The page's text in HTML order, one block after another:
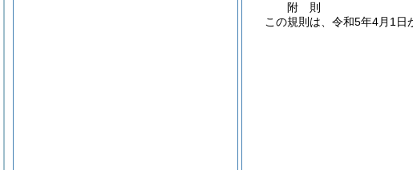
附 則
この規則は、令和5年4月1日